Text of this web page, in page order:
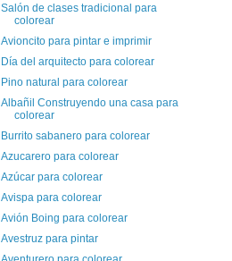
Salón de clases tradicional para
colorear
Avioncito para pintar e imprimir
Día del arquitecto para colorear
Pino natural para colorear
Albañil Construyendo una casa para
colorear
Burrito sabanero para colorear
Azucarero para colorear
Azúcar para colorear
Avispa para colorear
Avión Boing para colorear
Avestruz para pintar